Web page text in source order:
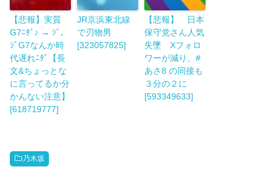
【悲報】実質
G7ﾆﾀﾞ♪ → ｼﾞ､
ｼﾞG7なんか時
代遅れﾆﾀﾞ【長
文&ちょっとな
に言ってるか分
かんない注意】
[618719777]
JR京浜東北線
で刃物男
[323057825]
【悲報】 日本
保守党さん人気
失墜 Xフォロ
ワーが減り、#
あさ8 の同接も
３分の２に
[593349633]
乃木坂